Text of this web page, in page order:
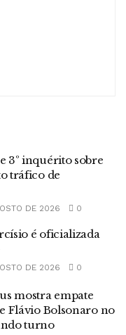
3º inquérito sobre
tráfico de
DE 2026 0
é oficializada
DE 2026 0
mostra empate
Flávio Bolsonaro no
turno